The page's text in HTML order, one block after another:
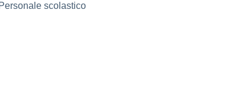
Personale scolastico